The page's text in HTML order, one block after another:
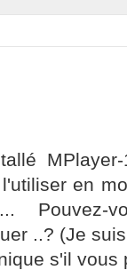
en
Pouvez-
..? (Je
s'il vous